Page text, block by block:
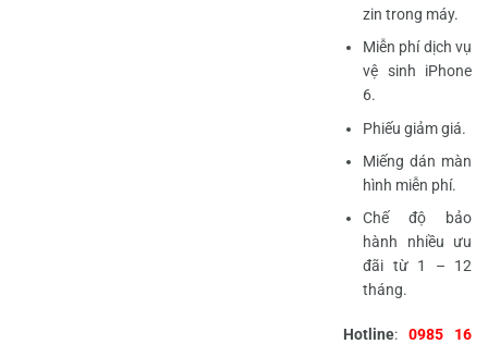
zin trong máy.
Miễn phí dịch vụ
vệ sinh iPhone
6.
Phiếu giảm giá.
Miếng dán màn
hình miễn phí.
Chế độ bảo
hành nhiều ưu
đãi từ 1 – 12
tháng.
Hotline: 0985 16